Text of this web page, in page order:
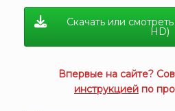
Скачать или
HD)
Впервые на сайте?
инструкцией по